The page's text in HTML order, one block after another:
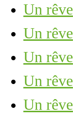
Un rêve
Un rêve
Un rêve
Un rêve
Un rêve